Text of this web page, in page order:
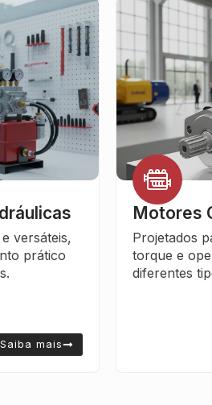
alto
em
Saiba mais
Guinchos
Potência e
aplicações